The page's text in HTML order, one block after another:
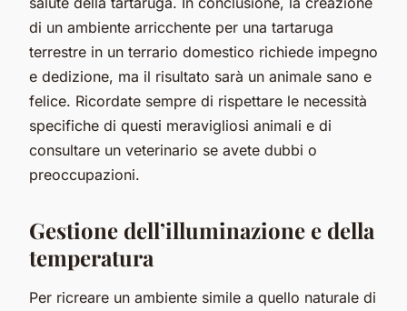
di un ambiente arricchente per una tartaruga
terrestre in un terrario domestico richiede impegno
e dedizione, ma il risultato sarà un animale sano e
felice. Ricordate sempre di rispettare le necessità
specifiche di questi meravigliosi animali e di
consultare un veterinario se avete dubbi o
preoccupazioni.
Gestione dell’illuminazione e della
temperatura
Per ricreare un ambiente simile a quello naturale di